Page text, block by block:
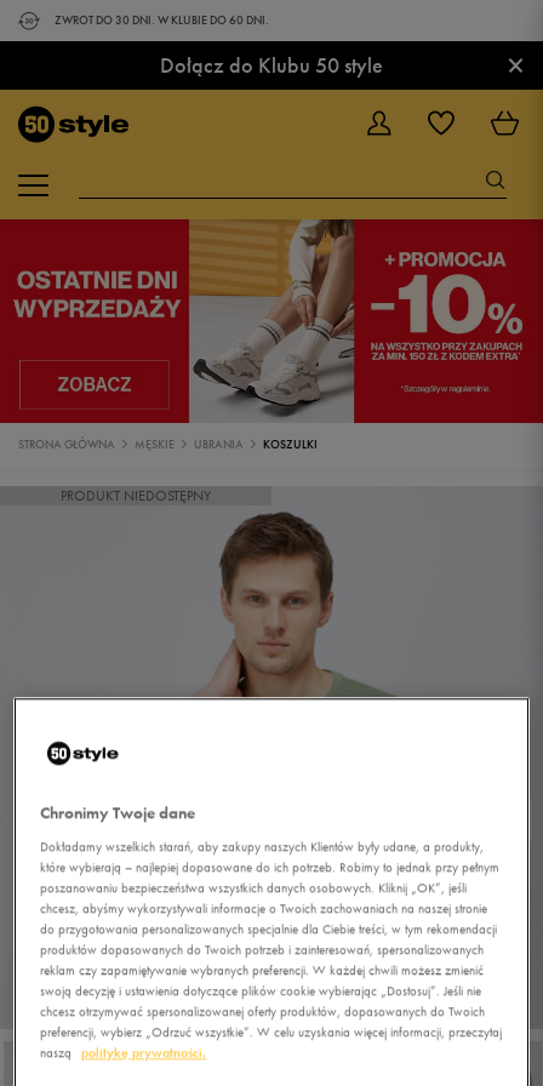
ZWROT DO 30 DNI. W KLUBIE DO 60 DNI.
Dołącz do Klubu 50 style ×
STRONA GŁÓWNA MĘSKIE UBRANIA KOSZULKI
PRODUKT NIEDOSTĘPNY
Chronimy Twoje dane
Dokładamy wszelkich starań, aby zakupy naszych Klientów były udane, a produkty,
które wybierają – najlepiej dopasowane do ich potrzeb. Robimy to jednak przy pełnym
poszanowaniu bezpieczeństwa wszystkich danych osobowych. Kliknij „OK”, jeśli
chcesz, abyśmy wykorzystywali informacje o Twoich zachowaniach na naszej stronie
do przygotowania personalizowanych specjalnie dla Ciebie treści, w tym rekomendacji
produktów dopasowanych do Twoich potrzeb i zainteresowań, spersonalizowanych
reklam czy zapamiętywanie wybranych preferencji. W każdej chwili możesz zmienić
swoją decyzję i ustawienia dotyczące plików cookie wybierając „Dostosuj”. Jeśli nie
chcesz otrzymywać spersonalizowanej oferty produktów, dopasowanych do Twoich
preferencji, wybierz „Odrzuć wszystkie”. W celu uzyskania więcej informacji, przeczytaj
naszą
politykę prywatności.